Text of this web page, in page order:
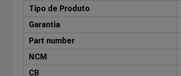
Tipo de Produto
Garantia
Part number
NCM
CB